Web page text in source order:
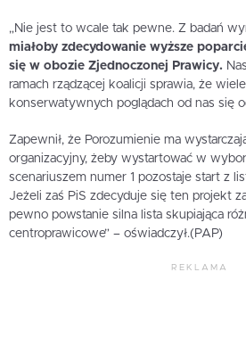
„Nie jest to wcale tak pewne. Z badań
miałoby zdecydowanie wyższe
się w obozie Zjednoczonej Prawicy.
ramach rządzącej koalicji sprawia, że
konserwatywnych poglądach od nas się
Zapewnił, że Porozumienie ma
organizacyjny, żeby wystartować w
scenariuszem numer 1 pozostaje start z
Jeżeli zaś PiS zdecyduje się ten projekt
pewno powstanie silna lista skupiająca
centroprawicowe” – oświadczył.(PAP)
REKLAMA